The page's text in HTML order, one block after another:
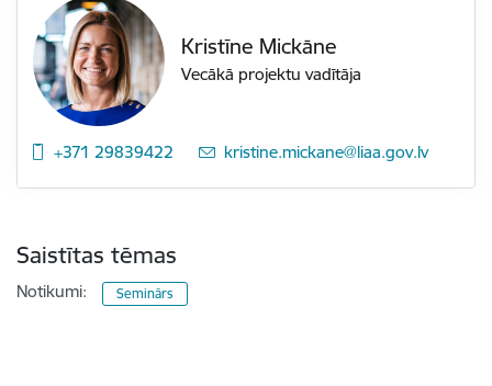
Kristīne Mickāne
Vecākā projektu vadītāja
+371 29839422 E-pasts:
kristine.mickane@liaa.gov.lv
Saistītas tēmas
Notikumi: Seminārs